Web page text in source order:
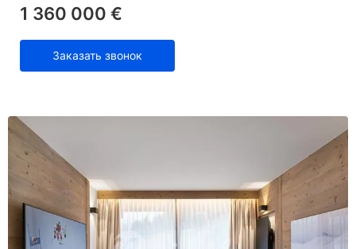
1 360 000 €
Заказать звонок